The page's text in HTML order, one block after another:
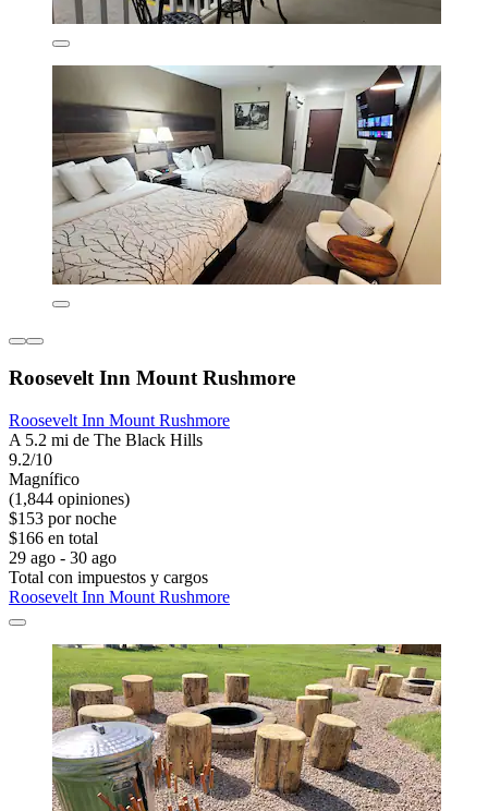
Roosevelt Inn Mount Rushmore
Roosevelt Inn Mount Rushmore
A 5.2 mi de The Black Hills
9.2/10
Magnífico
(1,844 opiniones)
$153 por noche
$166 en total
29 ago - 30 ago
Total con impuestos y cargos
Roosevelt Inn Mount Rushmore